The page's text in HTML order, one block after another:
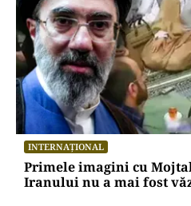
INTERNAȚIONAL
Primele imagini cu
Iranului nu a mai fost